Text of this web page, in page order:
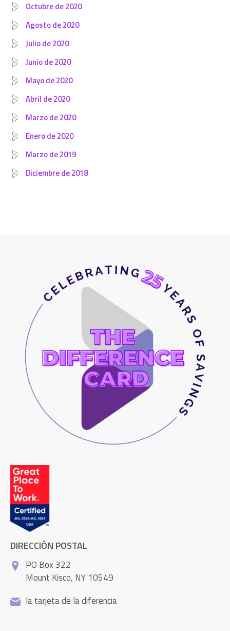
Octubre de 2020
Agosto de 2020
Julio de 2020
Junio de 2020
Mayo de 2020
Abril de 2020
Marzo de 2020
Enero de 2020
Marzo de 2019
Diciembre de 2018
DIRECCIÓN POSTAL
PO Box 322
Mount Kisco, NY 10549
la tarjeta de la diferencia